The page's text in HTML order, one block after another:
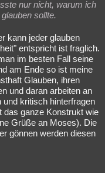
nur nicht, warum ich
sollte.
kann jeder glauben
entspricht ist fraglich.
im besten Fall seine
am Ende so ist meine
Glauben, ihren
und daran arbeiten an
kritisch hinterfragen
das ganze Konstrukt wie
Grüße an Moses). Die
gönnen werden diesen